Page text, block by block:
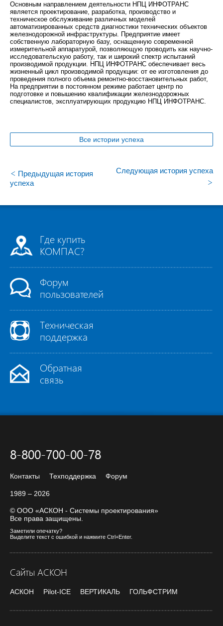
Основным направлением деятельности НПЦ ИНФОТРАНС
является проектирование, разработка, производство и
техническое обслуживание различных моделей
автоматизированных средств диагностики технических объектов
железнодорожной инфраструктуры. Предприятие имеет
собственную лабораторную базу, оснащенную современной
измерительной аппаратурой, позволяющую проводить как научно-
исследовательскую работу, так и широкий спектр испытаний
производимой продукции. НПЦ ИНФОТРАНС обеспечивает весь
жизненный цикл производимой продукции: от ее изготовления до
проведения полного объема ремонтно-восстановительных работ,
На предприятии в постоянном режиме работает центр по
подготовке и повышению квалификации железнодорожных
специалистов, эксплуатирующих продукцию НПЦ ИНФОТРАНС.
Все истории успеха
< Предыдущая история
успеха
Следующая история успеха
>
Где купить
КОМПАС?
Форум
пользователей
Техническая
поддержка
Обратная
связь
8-800-700-00-78
Контакты Техподдержка Форум
1989 – 2026
© ООО «АСКОН - Системы проектирования»
Все права защищены.
Заметили опечатку?
Выделите текст с ошибкой и нажмите Ctrl+Enter.
Сайты АСКОН
АСКОН Pilot-ICE ВЕРТИКАЛЬ ГОЛЬФСТРИМ